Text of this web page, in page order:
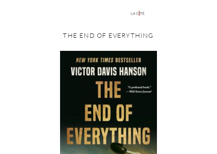
THE END OF EVERYTHING